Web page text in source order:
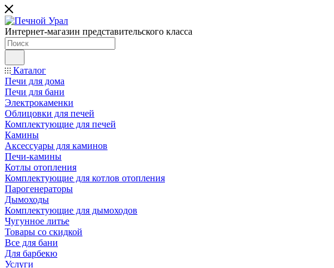
Интернет-магазин представительского класса
Каталог
Печи для дома
Печи для бани
Электрокаменки
Облицовки для печей
Комплектующие для печей
Камины
Аксессуары для каминов
Печи-камины
Котлы отопления
Комплектующие для котлов отопления
Парогенераторы
Дымоходы
Комплектующие для дымоходов
Чугунное литье
Товары со скидкой
Все для бани
Для барбекю
Услуги